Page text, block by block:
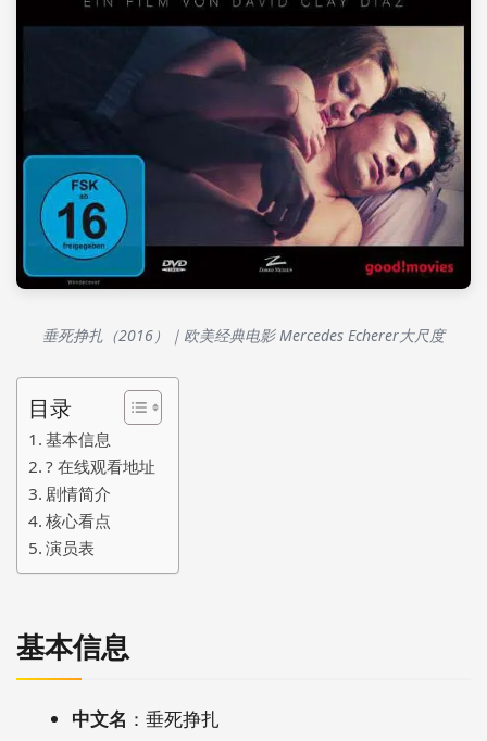
垂死挣扎（2016）｜欧美经典电影 Mercedes Echerer大尺度
目录
基本信息
?️ 在线观看地址
剧情简介
核心看点
演员表
基本信息
中文名 ：垂死挣扎